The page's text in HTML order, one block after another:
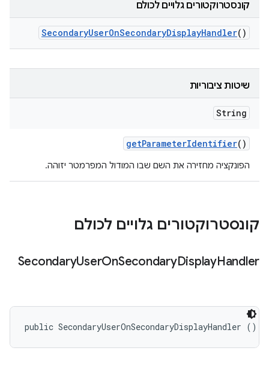
קונסטרוקטורים גלויים לכולם
SecondaryUserOnSecondaryDisplayHandler()
שיטות ציבוריות
String
getParameterIdentifier()
הפונקציה מחזירה את השם שבו המודול המפרמטר יזוהה.
קונסטרוקטורים גלויים לכולם
SecondaryUserOnSecondaryDisplayHandler
public SecondaryUserOnSecondaryDisplayHandler ()